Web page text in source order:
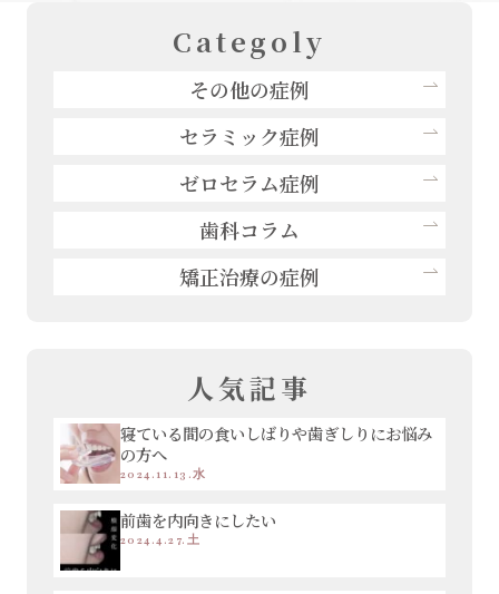
Categoly
その他の症例
セラミック症例
ゼロセラム症例
歯科コラム
矯正治療の症例
人気記事
寝ている間の食いしばりや歯ぎしりにお悩み
の方へ
2024.11.13.水
前歯を内向きにしたい
2024.4.27.土